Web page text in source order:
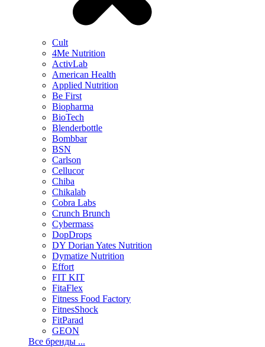
Cult
4Me Nutrition
ActivLab
American Health
Applied Nutrition
Be First
Biopharma
BioTech
Blenderbottle
Bombbar
BSN
Carlson
Cellucor
Chiba
Chikalab
Cobra Labs
Crunch Brunch
Cybermass
DopDrops
DY Dorian Yates Nutrition
Dymatize Nutrition
Effort
FIT KIT
FitaFlex
Fitness Food Factory
FitnesShock
FitParad
GEON
Все бренды ...